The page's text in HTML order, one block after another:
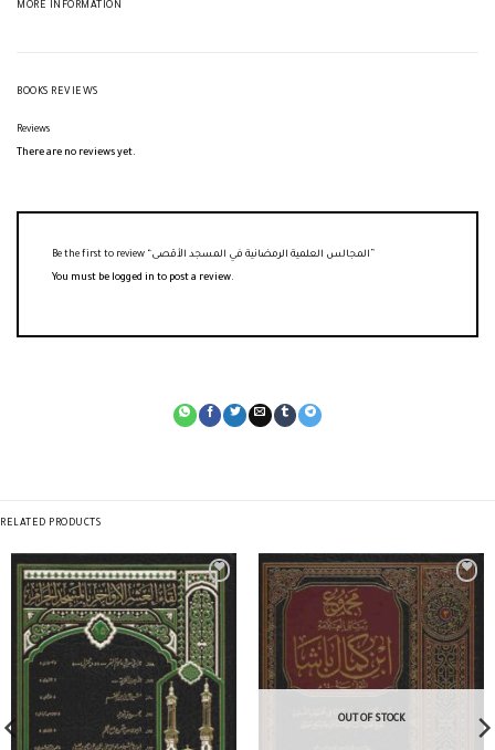
MORE INFORMATION
BOOKS REVIEWS
Reviews
There are no reviews yet.
You must be logged in to post a review.
RELATED PRODUCTS
OUT OF STOCK